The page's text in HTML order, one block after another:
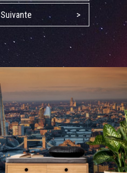
Suivante >